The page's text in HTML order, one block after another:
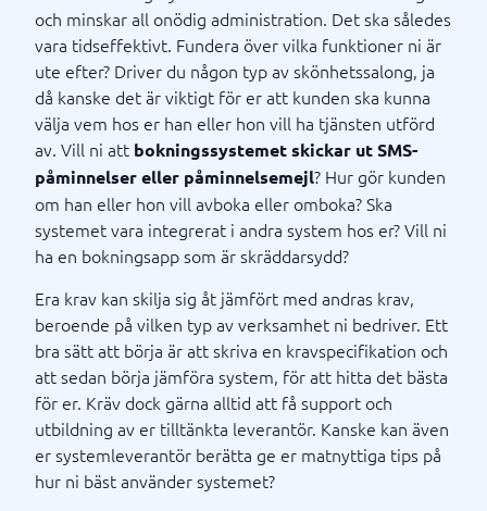
och minskar all onödig administration. Det ska således
vara tidseffektivt. Fundera över vilka funktioner ni är
ute efter? Driver du någon typ av skönhetssalong, ja
då kanske det är viktigt för er att kunden ska kunna
välja vem hos er han eller hon vill ha tjänsten utförd
av. Vill ni att bokningssystemet skickar ut SMS-
påminnelser eller påminnelsemejl? Hur gör kunden
om han eller hon vill avboka eller omboka? Ska
systemet vara integrerat i andra system hos er? Vill ni
ha en bokningsapp som är skräddarsydd?
Era krav kan skilja sig åt jämfört med andras krav,
beroende på vilken typ av verksamhet ni bedriver. Ett
bra sätt att börja är att skriva en kravspecifikation och
att sedan börja jämföra system, för att hitta det bästa
för er. Kräv dock gärna alltid att få support och
utbildning av er tilltänkta leverantör. Kanske kan även
er systemleverantör berätta ge er matnyttiga tips på
hur ni bäst använder systemet?